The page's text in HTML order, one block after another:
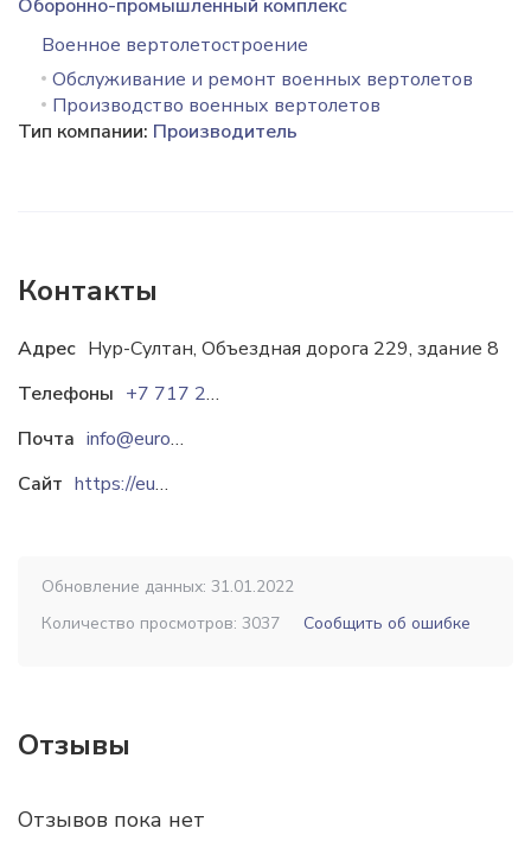
Оборонно-промышленный комплекс
Военное вертолетостроение
Обслуживание и ремонт военных вертолетов
Производство военных вертолетов
Тип компании: Производитель
Контакты
Адрес Нур-Султан, Объездная дорога 229, здание 8
Телефоны
+7 717 227 25 90
Почта
info@eurocopterke.kz
Сайт
https://eurocopterke.kz
Обновление данных: 31.01.2022
Количество просмотров: 3037
Сообщить об ошибке
Отзывы
Отзывов пока нет